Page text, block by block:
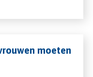
moeten